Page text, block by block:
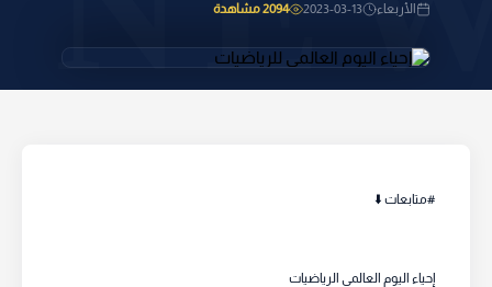
الأربعاء 2023-03-13 2094 مشاهدة
#متابعات ⬇️
إحياء اليوم العالمي الرياضيات